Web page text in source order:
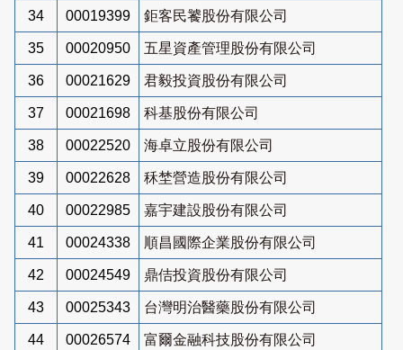
34 00019399 鉅客民饕股份有限公司
35 00020950 五星資產管理股份有限公司
36 00021629 君毅投資股份有限公司
37 00021698 科基股份有限公司
38 00022520 海卓立股份有限公司
39 00022628 秝埜營造股份有限公司
40 00022985 嘉宇建設股份有限公司
41 00024338 順昌國際企業股份有限公司
42 00024549 鼎佶投資股份有限公司
43 00025343 台灣明治醫藥股份有限公司
44 00026574 富爾金融科技股份有限公司